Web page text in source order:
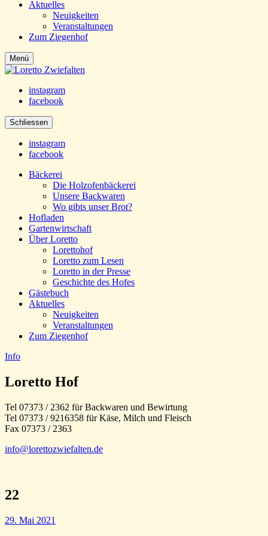
Aktuelles
Neuigkeiten
Veranstaltungen
Zum Ziegenhof
Menü
instagram
facebook
Schliessen
instagram
facebook
Bäckerei
Die Holzofenbäckerei
Unsere Backwaren
Wo gibts unser Brot?
Hofladen
Gartenwirtschaft
Über Loretto
Lorettohof
Loretto zum Lesen
Loretto in der Presse
Geschichte des Hofes
Gästebuch
Aktuelles
Neuigkeiten
Veranstaltungen
Zum Ziegenhof
Info
Loretto Hof
Tel 07373 / 2362 für Backwaren und Bewirtung
Tel 07373 / 9216358 für Käse, Milch und Fleisch
Fax 07373 / 2363
info@lorettozwiefalten.de
22
29. Mai 2021